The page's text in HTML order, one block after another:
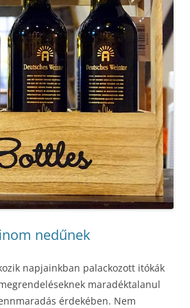
nedűnek
napjainkban palackozott itókák
maradéktalanul
érdekében. Nem